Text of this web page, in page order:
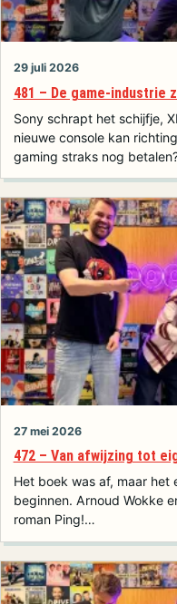
29 juli 2026
481 – De game-industrie
Sony schrapt het schijfje,
nieuwe console kan
gaming straks nog
27 mei 2026
472 – Van afwijzing tot
Het boek was af, maar het
beginnen. Arnoud Wokke
roman Ping!…